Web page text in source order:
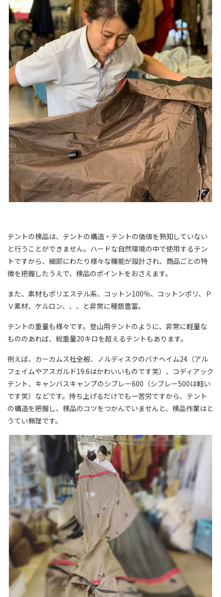
テントの検品は、テントの構造・テントの価値を熟知していない
と行うことができません。ハードな自然環境の中で使用するテン
トですから、細部にわたり様々な機能が設計され、商品ごとの特
徴を把握したうえで、検品のポイントをおさえます。
また、素材もポリエステル系、コットン100％、コットンポリ、Ｐ
Ｖ素材、ケルロン、、、と非常に種類豊富。
テントの重量も様々です。登山用テントのように、非常に軽量な
もののあれば、総重量20キロを超えるテントもあります。
例えば、カーカムス社全般、ノルディスクのバナヘイム24（アル
フェイムやアスガルド19.6はかわいいものです笑）、コディアック
テント、キャンバスキャンプのシブレー600（シブレー500は軽い
です笑）などです。持ち上げるだけでも一苦労ですから、テント
の構造を把握し、検品のコツをつかんでいませんと、検品作業はと
うてい無理です。